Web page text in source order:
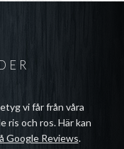
vi får från våra
ris och ros. Här kan
Google Reviews.